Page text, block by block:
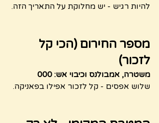
להיות רגיש - יש מחלוקת על התאריך הזה.
מספר החירום (הכי קל
לזכור)
משטרה, אמבולנס וכיבוי אש: 000
שלוש אפסים - קל לזכור אפילו בפאניקה.